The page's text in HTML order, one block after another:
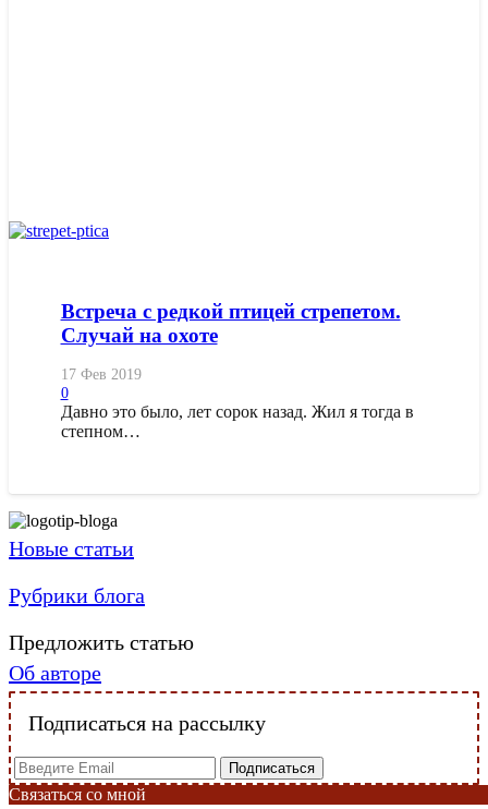
Встреча с редкой птицей стрепетом.
Случай на охоте
17 Фев 2019
0
Давно это было, лет сорок назад. Жил я тогда в
степном…
Новые статьи
Рубрики блога
Предложить статью
Об авторе
Подписаться на рассылку
Связаться со мной